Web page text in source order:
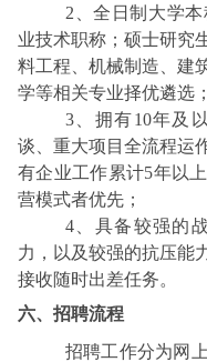
2、全日制大学
业技术职称；硕士研究
料工程、机械制造、建
学等相关专业择优遴选；
3、拥有10年及
谈、重大项目全流程运
有企业工作累计5年以
营模式者优先；
4、具备较强的
力，以及较强的抗压能
接收随时出差任务。
六、招聘流程
招聘工作分为网